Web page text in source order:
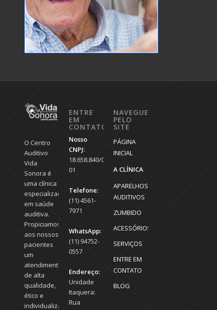
O Centro
Auditivo
Vida
Sonora é
uma clínica
especializada
em saúde
auditiva.
Propiciamos
aos nossos
pacientes
um
atendimento
de alta
qualidade,
ético e
individualizado,
ENTRE
EM
CONTATO
Nosso
CNPJ:
18.658.840/0001-
01
Telefone:
(11) 4561-
7971
WhatsApp:
(11) 94752-
0557
Endereço:
Unidade
Itaquera:
Rua
NAVEGUE
PELO
SITE
PÁGINA
INICIAL
A CLÍNICA
APARELHOS
AUDITIVOS
ZUMBIDO
ACESSÓRIOS
SERVIÇOS
ENTRE EM
CONTATO
BLOG